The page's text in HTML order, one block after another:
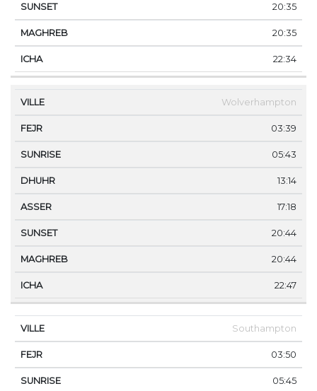
20:35
20:35
22:34
Wolverhampton
03:39
05:43
13:14
17:18
20:44
20:44
22:47
Southampton
03:50
05:45